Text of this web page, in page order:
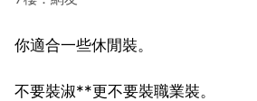
你適合一些休閒裝。
不要裝淑**更不要裝職業裝。